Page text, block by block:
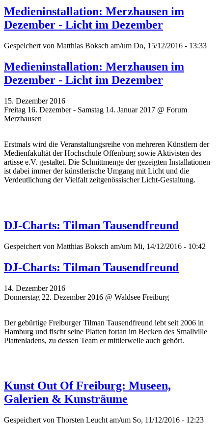
Medieninstallation: Merzhausen im
Dezember - Licht im Dezember
Gespeichert von Matthias Boksch am/um Do, 15/12/2016 - 13:33
Medieninstallation: Merzhausen im
Dezember - Licht im Dezember
15. Dezember 2016
Freitag 16. Dezember - Samstag 14. Januar 2017 @ Forum
Merzhausen
Erstmals wird die Veranstaltungsreihe von mehreren Künstlern der
Medienfakultät der Hochschule Offenburg sowie Aktivisten des
artisse e.V. gestaltet. Die Schnittmenge der gezeigten Installationen
ist dabei immer der künstlerische Umgang mit Licht und die
Verdeutlichung der Vielfalt zeitgenössischer Licht-Gestaltung.
DJ-Charts: Tilman Tausendfreund
Gespeichert von Matthias Boksch am/um Mi, 14/12/2016 - 10:42
DJ-Charts: Tilman Tausendfreund
14. Dezember 2016
Donnerstag 22. Dezember 2016 @ Waldsee Freiburg
Der gebürtige Freiburger Tilman Tausendfreund lebt seit 2006 in
Hamburg und fischt seine Platten fortan im Becken des Smallville
Plattenladens, zu dessen Team er mittlerweile auch gehört.
Kunst Out Of Freiburg: Museen,
Galerien & Kunsträume
Gespeichert von Thorsten Leucht am/um So, 11/12/2016 - 12:23